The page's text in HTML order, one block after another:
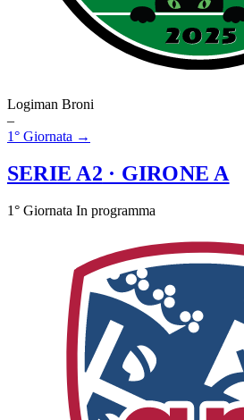
Logiman Broni
–
1° Giornata →
SERIE A2 · GIRONE A
1° Giornata In programma